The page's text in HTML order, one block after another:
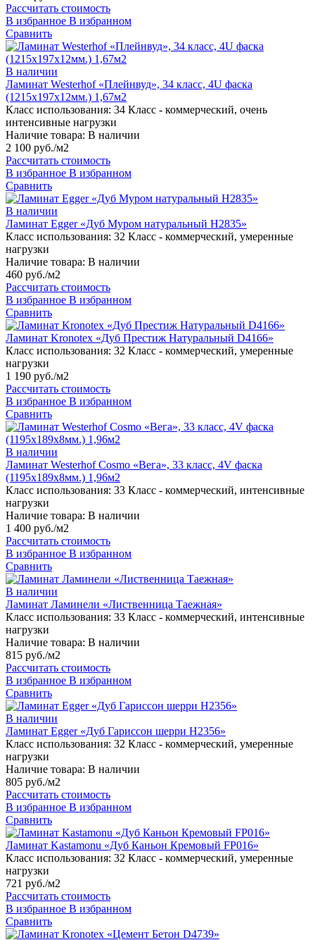
Рассчитать стоимость
В избранное В избранном
Сравнить
В наличии
Ламинат Westerhof «Плейнвуд», 34 класс, 4U фаска
(1215х197х12мм.) 1,67м2
Класс использования: 34 Класс - коммерческий, очень
интенсивные нагрузки
Наличие товара: В наличии
2 100 руб./м2
Рассчитать стоимость
В избранное В избранном
Сравнить
В наличии
Ламинат Egger «Дуб Муром натуральный H2835»
Класс использования: 32 Класс - коммерческий, умеренные
нагрузки
Наличие товара: В наличии
460 руб./м2
Рассчитать стоимость
В избранное В избранном
Сравнить
Ламинат Kronotex «Дуб Престиж Натуральный D4166»
Класс использования: 32 Класс - коммерческий, умеренные
нагрузки
1 190 руб./м2
Рассчитать стоимость
В избранное В избранном
Сравнить
В наличии
Ламинат Westerhof Cosmo «Вега», 33 класс, 4V фаска
(1195х189х8мм.) 1,96м2
Класс использования: 33 Класс - коммерческий, интенсивные
нагрузки
Наличие товара: В наличии
1 400 руб./м2
Рассчитать стоимость
В избранное В избранном
Сравнить
В наличии
Ламинат Ламинели «Лиственница Таежная»
Класс использования: 33 Класс - коммерческий, интенсивные
нагрузки
Наличие товара: В наличии
815 руб./м2
Рассчитать стоимость
В избранное В избранном
Сравнить
В наличии
Ламинат Egger «Дуб Гариссон шерри H2356»
Класс использования: 32 Класс - коммерческий, умеренные
нагрузки
Наличие товара: В наличии
805 руб./м2
Рассчитать стоимость
В избранное В избранном
Сравнить
Ламинат Kastamonu «Дуб Каньон Кремовый FP016»
Класс использования: 32 Класс - коммерческий, умеренные
нагрузки
721 руб./м2
Рассчитать стоимость
В избранное В избранном
Сравнить